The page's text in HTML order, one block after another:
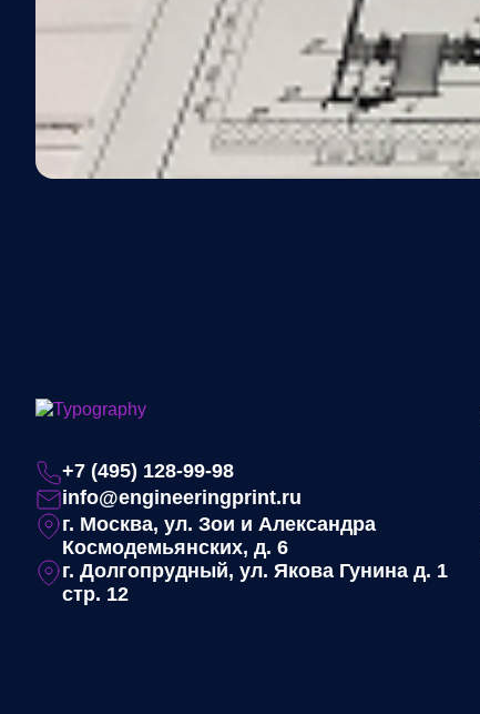
+7 (495) 128-99-98
info@engineeringprint.ru
г. Москва, ул. Зои и Александра
Космодемьянских, д. 6
г. Долгопрудный, ул. Якова Гунина д. 1
стр. 12